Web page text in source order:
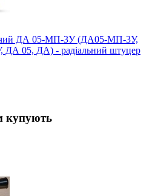
ДА 05-МП-3У (ДА05-МП-3У,
05, ДА) - радіальний штуцер
купують